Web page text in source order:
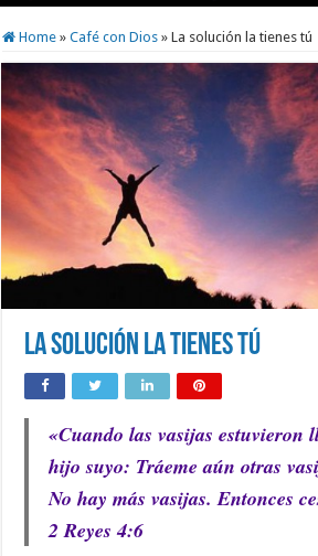
Home » Café con Dios » La solución la tienes tú
La solución la tienes tú
«Cuando las vasijas estuvieron
hijo suyo: Tráeme aún otras
No hay más vasijas. Entonces
2 Reyes 4:6